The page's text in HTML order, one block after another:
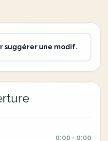
suggérer une modif.
0:00 - 0:00